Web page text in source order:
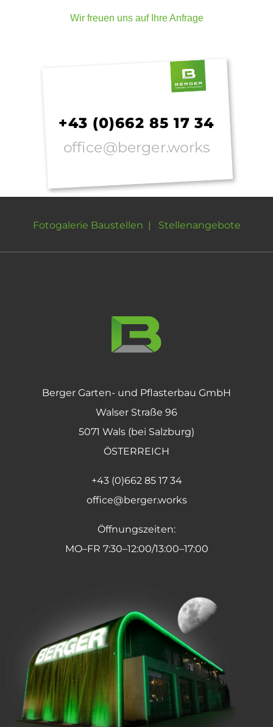
Wir freuen uns auf Ihre Anfrage
+43 (0)662 85 17 34
office@berger.works
Fotogalerie Baustellen | Stellenangebote
Berger Garten- und Pflasterbau GmbH
Walser Straße 96
5071 Wals (bei Salzburg)
ÖSTERREICH
+43 (0)662 85 17 34
office@berger.works
Öffnungszeiten:
MO–FR 7:30–12:00/13:00–17:00